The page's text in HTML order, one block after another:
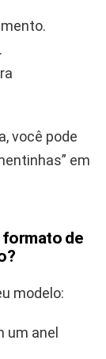
você pode
em
formato de
modelo:
um anel